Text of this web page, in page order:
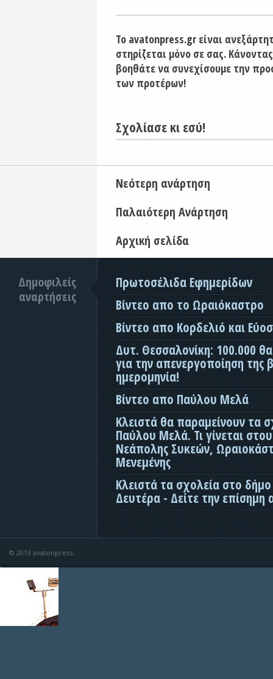
Το avatonpress.gr είναι
στηρίζεται μόνο σε σας.
βοηθάτε να συνεχίσουμε την
των προτέρων!
Σχολίασε κι εσύ!
Νεότερη ανάρτηση
Παλαιότερη Ανάρτηση
Αρχική σελίδα
Δημοφιλείς
αναρτήσεις
Πρωτοσέλιδα Εφημερίδων
Βίντεο απο το Ωραιόκαστρο
Βίντεο απο Κορδελιό και
Δυτ. Θεσσαλονίκη: 100.000
για την απενεργοποίηση της
ημερομηνία!
Βίντεο απο Παύλου Μελά
Κλειστά θα παραμείνουν τα
Παύλου Μελά. Τι γίνεται
Νεάπολης Συκεών,
Μενεμένης
Κλειστά τα σχολεία στο
Δευτέρα - Δείτε την επίσημη
© 2013 avatonpress.